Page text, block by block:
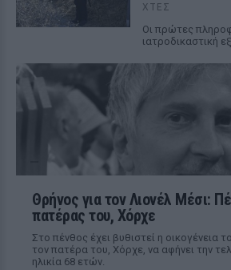
ΧΤΕΣ
Οι πρώτες
ιατροδικαστική
Θρήνος για τον Λιονέλ Μέσι:
πατέρας του, Χόρχε
Στο πένθος έχει βυθιστεί η οικογένεια
τον πατέρα του, Χόρχε, να αφήνει την
ηλικία 68 ετών.